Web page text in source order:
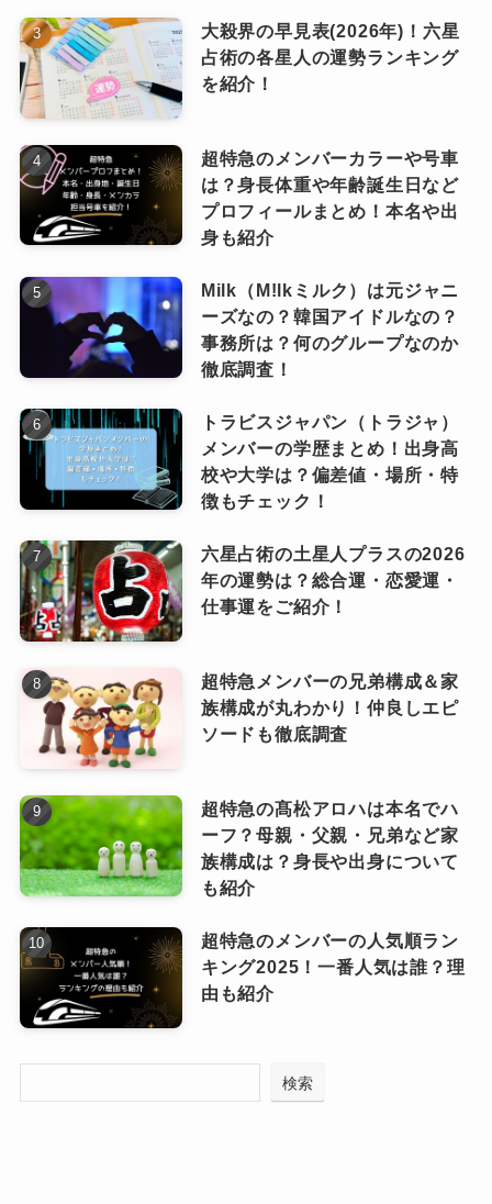
す。
・月会費まとめて払いコースの方（入会
日は問いません）
・2019年12月からご継続頂いている月会
費コースの方（入会日が2019年12月の
方）
ファンクラブ発足時から入会している人以外は
月会費まとめて払いコースでないと先行に参加
できないようですので注意しなければなりませ
ん。
年間で支払う金額は変わらないので、コンサー
トに行きたい方はまとめて払いコースでの入会
なっちー
ファンクラブ先行が必ず当選する
という訳ではないのでご注意くだ
さい！
【PHOTO】限定フォト
公演での写真や、ビハインドショットなどが限
定公開されます。
ものがたくさん見られそうですよね。
に退会状態が反映されるそうで、請求は手続き
をした月までしかないとのことでした！
まとめ
今回は、JO1のファンクラブの情報をまとめまし
た。
年会費は6600円、月会費は550円で支払いは2種
類のコースから選択できます。
入会特典は個人的にはすごく充実していると感
じました。
ませんでしたが、テレビでもたくさん活躍して
いるJO1なので、これから会員数が増えることは
間違いないと思います！
今後もJO1の活躍を楽しみにしていきたいです。
関連記事 JO1の所属はラポネエンターテイメント！事務所の社長やプロデューサーは誰？調査しました！
関連記事
大殺界の早見表(2026年)！六星
占術の各星人の運勢ランキング
を紹介！
超特急のメンバーカラーや号車
は？身長体重や年齢誕生日など
プロフィールまとめ！本名や出
身も紹介
Milk（M!lkミルク）は元ジャニ
ーズなの？韓国アイドルなの？
事務所は？何のグループなのか
徹底調査！
トラビスジャパン（トラジャ）
メンバーの学歴まとめ！出身高
校や大学は？偏差値・場所・特
徴もチェック！
六星占術の土星人プラスの2026
年の運勢は？総合運・恋愛運・
仕事運をご紹介！
超特急メンバーの兄弟構成＆家
族構成が丸わかり！仲良しエピ
ソードも徹底調査
超特急の髙松アロハは本名でハ
ーフ？母親・父親・兄弟など家
族構成は？身長や出身について
も紹介
超特急のメンバーの人気順ラン
キング2025！一番人気は誰？理
由も紹介
検索